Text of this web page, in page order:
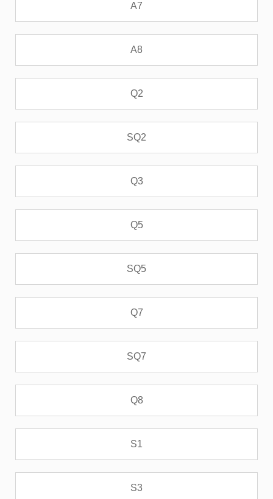
A7
A8
Q2
SQ2
Q3
Q5
SQ5
Q7
SQ7
Q8
S1
S3